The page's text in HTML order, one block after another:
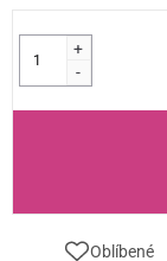
+
-
Oblíbené